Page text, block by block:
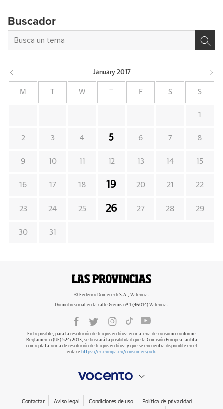
Buscador
January 2017
M W F S S
1
2 3 4 5 6 7 8
9 10 11 12 13 14 15
16 17 18 19 20 21 22
23 24 25 26 27 28 29
30 31
© Federico Domenech S.A., Valencia.
Domicilio social en la calle Gremis nº 1 (46014) Valencia.
En lo posible, para la resolución de litigios en línea en materia de consumo conforme
Reglamento (UE) 524/2013, se buscará la posibilidad que la Comisión Europea facilita
como plataforma de resolución de litigios en línea y que se encuentra disponible en el
enlace https://ec.europa.eu/consumers/odr.
Contactar Aviso legal Condiciones de uso Política de privacidad